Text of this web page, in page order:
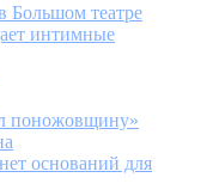
Большом театре
интимные
поножовщину»
оснований для